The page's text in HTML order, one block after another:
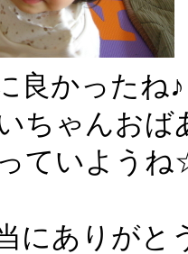
良かったね♪
ちゃんお
ていよう
にありがと